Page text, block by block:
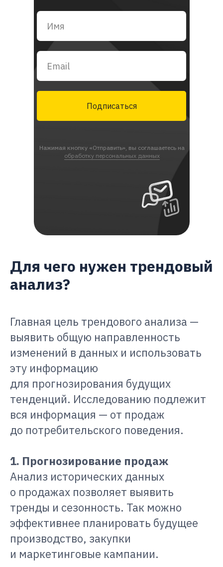
Нажимая кнопку «Отправить», вы соглашаетесь на
обработку персональных данных
Подписаться
Для чего нужен трендовый
анализ?
Главная цель трендового анализа —
выявить общую направленность
изменений в данных и использовать
эту информацию
для прогнозирования будущих
тенденций. Исследованию подлежит
вся информация — от продаж
до потребительского поведения.
1. Прогнозирование продаж
Анализ исторических данных
о продажах позволяет выявить
тренды и сезонность. Так можно
эффективнее планировать будущее
производство, закупки
и маркетинговые кампании.